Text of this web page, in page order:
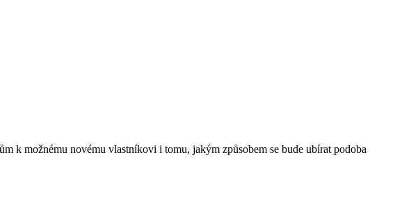
k možnému novému vlastníkovi i tomu, jakým způsobem se bude ubírat podoba